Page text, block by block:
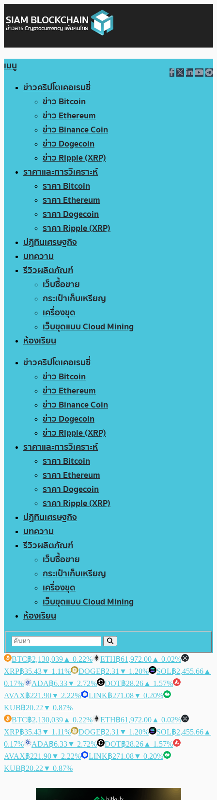
เมนู
ข่าวคริปโตเคอเรนซี่
ข่าว Bitcoin
ข่าว Ethereum
ข่าว Binance Coin
ข่าว Dogecoin
ข่าว Ripple (XRP)
ราคาและการวิเคราะห์
ราคา Bitcoin
ราคา Ethereum
ราคา Dogecoin
ราคา Ripple (XRP)
ปฏิทินเศรษฐกิจ
บทความ
รีวิวผลิตภัณฑ์
เว็บซื้อขาย
กระเป๋าเก็บเหรียญ
เครื่องขุด
เว็บขุดแบบ Cloud Mining
ห้องเรียน
ข่าวคริปโตเคอเรนซี่
ข่าว Bitcoin
ข่าว Ethereum
ข่าว Binance Coin
ข่าว Dogecoin
ข่าว Ripple (XRP)
ราคาและการวิเคราะห์
ราคา Bitcoin
ราคา Ethereum
ราคา Dogecoin
ราคา Ripple (XRP)
ปฏิทินเศรษฐกิจ
บทความ
รีวิวผลิตภัณฑ์
เว็บซื้อขาย
กระเป๋าเก็บเหรียญ
เครื่องขุด
เว็บขุดแบบ Cloud Mining
ห้องเรียน
BTC฿2,130,039 ▲ 0.22% ETH฿61,972.00 ▲ 0.02%
XRP฿35.43▼ 1.11% DOGE฿2.31 ▼ 1.20% SOL฿2,455.66 ▲
0.17%
ADA฿6.33▼ 2.72% DOT฿28.26 ▲ 1.57%
AVAX฿221.90▼ 2.22% LINK฿271.08▼ 0.20%
KUB฿20.22 ▼ 0.87%
BTC฿2,130,039 ▲ 0.22% ETH฿61,972.00 ▲ 0.02%
XRP฿35.43▼ 1.11% DOGE฿2.31 ▼ 1.20% SOL฿2,455.66 ▲
0.17%
ADA฿6.33▼ 2.72% DOT฿28.26 ▲ 1.57%
AVAX฿221.90▼ 2.22% LINK฿271.08▼ 0.20%
KUB฿20.22 ▼ 0.87%